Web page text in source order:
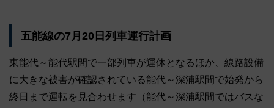
五能線の7月20日列車運行計画
東能代～能代駅間で一部列車が運休となるほか、線路設備
に大きな被害が確認されている能代～深浦駅間で始発から
終日まで運転を見合わせます（能代～深浦駅間ではバスな